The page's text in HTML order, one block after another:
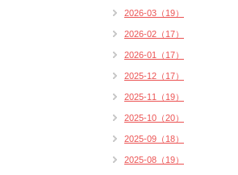
2026-03（19）
2026-02（17）
2026-01（17）
2025-12（17）
2025-11（19）
2025-10（20）
2025-09（18）
2025-08（19）